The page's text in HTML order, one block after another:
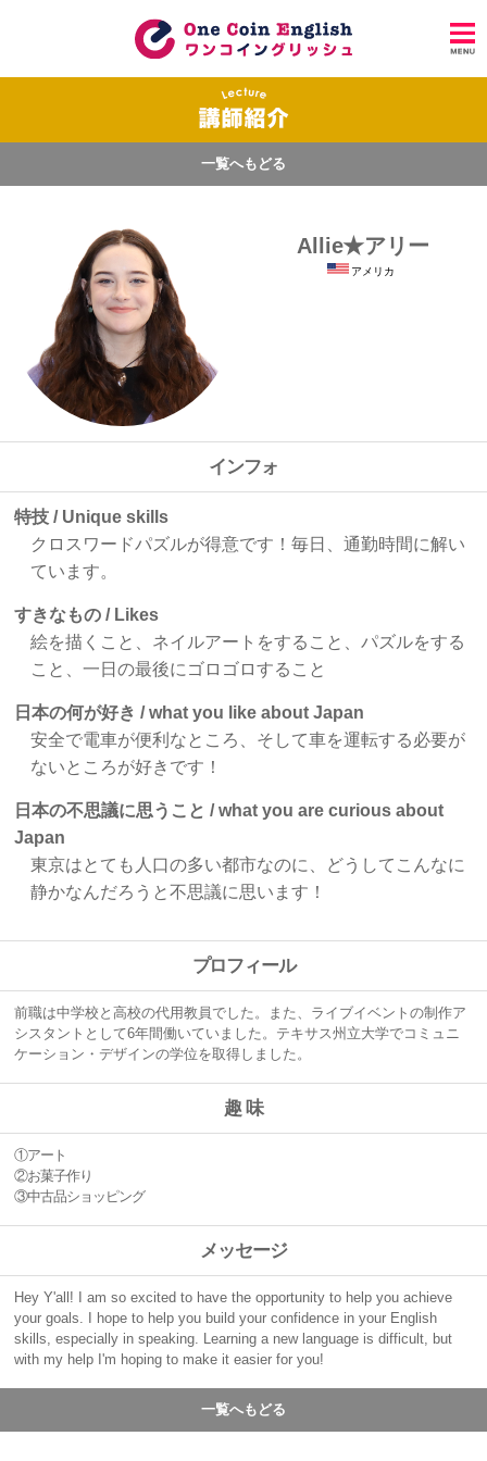
一覧へもどる
Allie★アリー
アメリカ
インフォ
特技 / Unique skills
クロスワードパズルが得意です！毎日、通勤時間に解い
ています。
すきなもの / Likes
絵を描くこと、ネイルアートをすること、パズルをする
こと、一日の最後にゴロゴロすること
日本の何が好き / what you like about Japan
安全で電車が便利なところ、そして車を運転する必要が
ないところが好きです！
日本の不思議に思うこと / what you are curious about
Japan
東京はとても人口の多い都市なのに、どうしてこんなに
静かなんだろうと不思議に思います！
プロフィール
前職は中学校と高校の代用教員でした。また、ライブイベントの制作ア
シスタントとして6年間働いていました。テキサス州立大学でコミュニ
ケーション・デザインの学位を取得しました。
趣 味
①アート
②お菓子作り
③中古品ショッピング
メッセージ
Hey Y'all! I am so excited to have the opportunity to help you achieve
your goals. I hope to help you build your confidence in your English
skills, especially in speaking. Learning a new language is difficult, but
with my help I'm hoping to make it easier for you!
一覧へもどる